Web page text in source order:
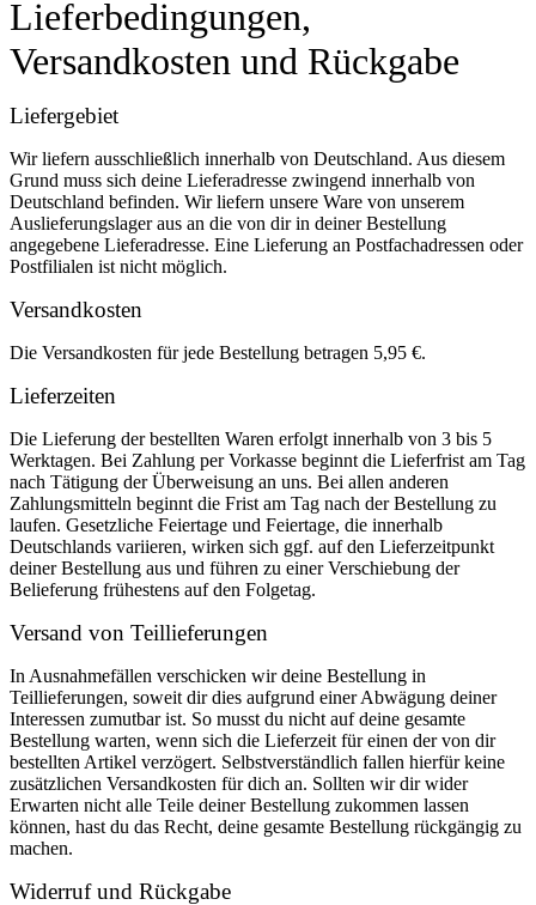
Lieferbedingungen,
Versandkosten und Rückgabe
Liefergebiet
Wir liefern ausschließlich innerhalb von Deutschland. Aus diesem
Grund muss sich deine Lieferadresse zwingend innerhalb von
Deutschland befinden. Wir liefern unsere Ware von unserem
Auslieferungslager aus an die von dir in deiner Bestellung
angegebene Lieferadresse. Eine Lieferung an Postfachadressen oder
Postfilialen ist nicht möglich.
Versandkosten
Die Versandkosten für jede Bestellung betragen 5,95 €.
Lieferzeiten
Die Lieferung der bestellten Waren erfolgt innerhalb von 3 bis 5
Werktagen. Bei Zahlung per Vorkasse beginnt die Lieferfrist am Tag
nach Tätigung der Überweisung an uns. Bei allen anderen
Zahlungsmitteln beginnt die Frist am Tag nach der Bestellung zu
laufen. Gesetzliche Feiertage und Feiertage, die innerhalb
Deutschlands variieren, wirken sich ggf. auf den Lieferzeitpunkt
deiner Bestellung aus und führen zu einer Verschiebung der
Belieferung frühestens auf den Folgetag.
Versand von Teillieferungen
In Ausnahmefällen verschicken wir deine Bestellung in
Teillieferungen, soweit dir dies aufgrund einer Abwägung deiner
Interessen zumutbar ist. So musst du nicht auf deine gesamte
Bestellung warten, wenn sich die Lieferzeit für einen der von dir
bestellten Artikel verzögert. Selbstverständlich fallen hierfür keine
zusätzlichen Versandkosten für dich an. Sollten wir dir wider
Erwarten nicht alle Teile deiner Bestellung zukommen lassen
können, hast du das Recht, deine gesamte Bestellung rückgängig zu
machen.
Widerruf und Rückgabe